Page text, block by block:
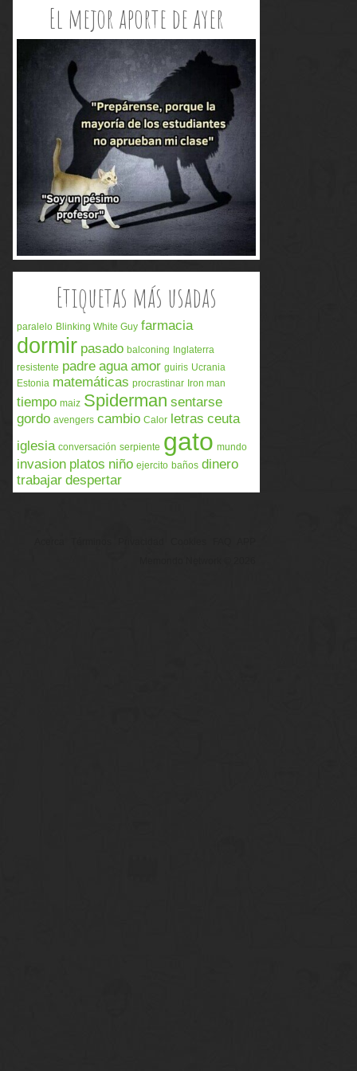
El mejor aporte de ayer
Etiquetas más usadas
paralelo Blinking White Guy farmacia
dormir pasado balconing Inglaterra
resistente padre agua amor guiris Ucrania
Estonia matemáticas procrastinar Iron man
tiempo maiz Spiderman sentarse
gordo avengers cambio Calor letras ceuta
iglesia conversación serpiente gato mundo
invasion platos niño ejercito baños dinero
trabajar despertar